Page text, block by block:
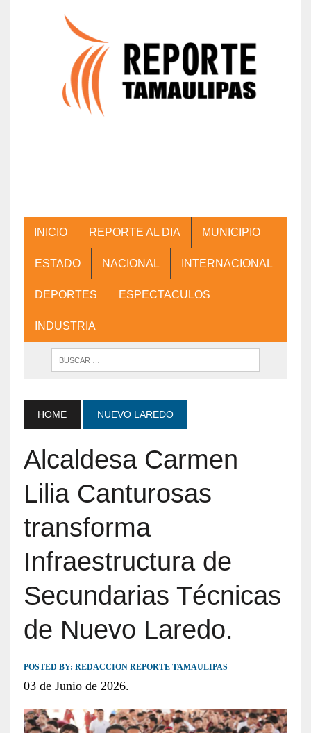
INICIO REPORTE AL DIA MUNICIPIO
ESTADO NACIONAL INTERNACIONAL
DEPORTES ESPECTACULOS
INDUSTRIA
HOME NUEVO LAREDO
Alcaldesa Carmen
Lilia Canturosas
transforma
Infraestructura de
Secundarias Técnicas
de Nuevo Laredo.
POSTED BY: REDACCION REPORTE TAMAULIPAS
03 de Junio de 2026.